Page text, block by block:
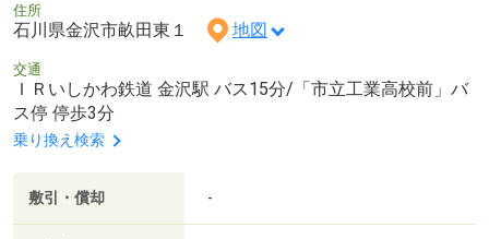
住所
石川県金沢市畝田東１ 地図
交通
ＩＲいしかわ鉄道 金沢駅 バス15分/「市立工業高校前」バ
ス停 停歩3分
乗り換え検索
敷引・償却 -